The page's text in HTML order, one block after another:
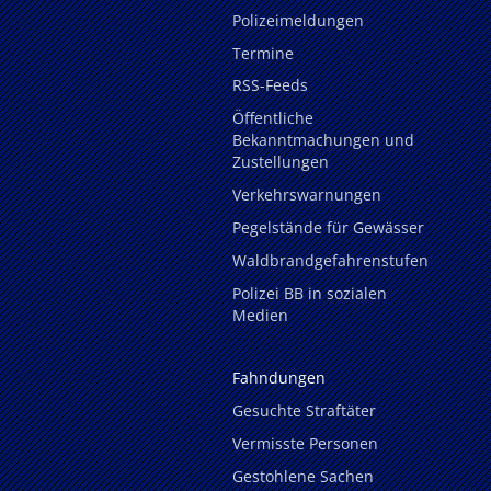
Polizeimeldungen
Termine
RSS-Feeds
Öffentliche
Bekanntmachungen und
Zustellungen
Verkehrswarnungen
Pegelstände für Gewässer
Waldbrandgefahrenstufen
Polizei BB in sozialen
Medien
Fahndungen
Gesuchte Straftäter
Vermisste Personen
Gestohlene Sachen